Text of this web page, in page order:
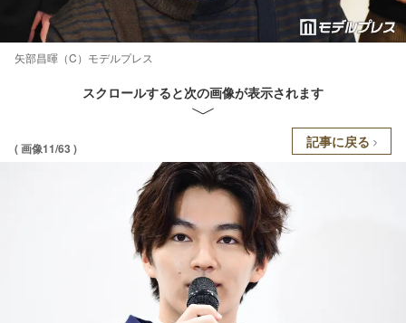
矢部昌暉（C）モデルプレス
スクロールすると次の画像が表示されます
( 画像11/63 ) 記事に戻る